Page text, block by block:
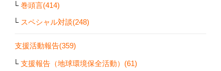
巻頭言(414)
スペシャル対談(248)
支援活動報告(359)
支援報告（地球環境保全活動）(61)